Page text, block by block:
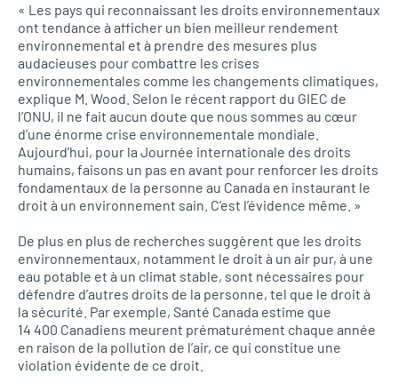
« Les pays qui reconnaissant les droits environnementaux
ont tendance à afficher un bien meilleur rendement
environnemental et à prendre des mesures plus
audacieuses pour combattre les crises
environnementales comme les changements climatiques,
explique M. Wood. Selon le récent rapport du GIEC de
l’ONU, il ne fait aucun doute que nous sommes au cœur
d’une énorme crise environnementale mondiale.
Aujourd’hui, pour la Journée internationale des droits
humains, faisons un pas en avant pour renforcer les droits
fondamentaux de la personne au Canada en instaurant le
droit à un environnement sain. C’est l’évidence même. »
De plus en plus de recherches suggèrent que les droits
environnementaux, notamment le droit à un air pur, à une
eau potable et à un climat stable, sont nécessaires pour
défendre d’autres droits de la personne, tel que le droit à
la sécurité. Par exemple, Santé Canada estime que
14 400 Canadiens meurent prématurément chaque année
en raison de la pollution de l’air, ce qui constitue une
violation évidente de ce droit.